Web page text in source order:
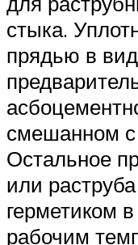
стыка.
прядью в
смешанном
Остальное
или
герметиком
рабочим